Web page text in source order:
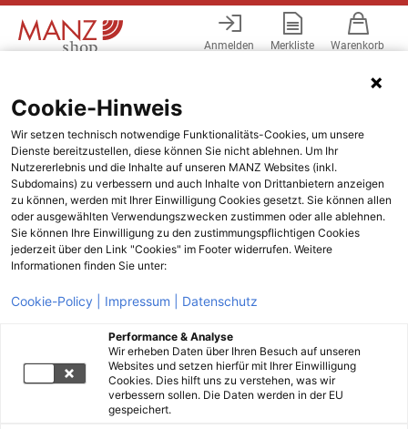
Anmelden Merkliste Warenkorb
Cookie-Hinweis
Wir setzen technisch notwendige Funktionalitäts-Cookies, um unsere
Dienste bereitzustellen, diese können Sie nicht ablehnen. Um Ihr
Nutzererlebnis und die Inhalte auf unseren MANZ Websites (inkl.
Subdomains) zu verbessern und auch Inhalte von Drittanbietern anzeigen
zu können, werden mit Ihrer Einwilligung Cookies gesetzt. Sie können allen
oder ausgewählten Verwendungszwecken zustimmen oder alle ablehnen.
Sie können Ihre Einwilligung zu den zustimmungspflichtigen Cookies
jederzeit über den Link "Cookies" im Footer widerrufen. Weitere
Informationen finden Sie unter:
Cookie-Policy | Impressum | Datenschutz
Performance & Analyse
Wir erheben Daten über Ihren Besuch auf unseren
Websites und setzen hierfür mit Ihrer Einwilligung
Cookies. Dies hilft uns zu verstehen, was wir
verbessern sollen. Die Daten werden in der EU
gespeichert.